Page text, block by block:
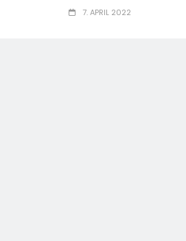
7. APRIL 2022